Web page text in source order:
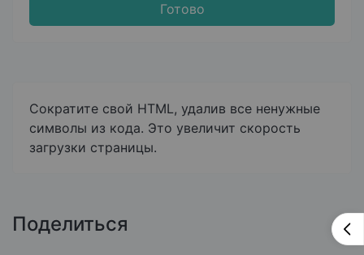
Готово
Сократите свой HTML, удалив все ненужные
символы из кода. Это увеличит скорость
загрузки страницы.
Поделиться